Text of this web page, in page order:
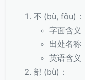
不 (bù, fǒu)：
字面含义
出处名称
英语含义
部 (bù)：